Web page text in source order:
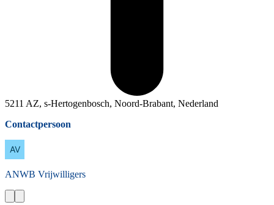
5211 AZ, s-Hertogenbosch, Noord-Brabant, Nederland
Contactpersoon
ANWB Vrijwilligers